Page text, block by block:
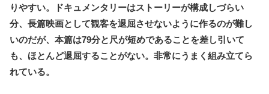
りやすい。ドキュメンタリーはストーリーが構成しづらい
分、長篇映画として観客を退屈させないように作るのが難し
いのだが、本篇は79分と尺が短めであることを差し引いて
も、ほとんど退屈することがない。非常にうまく組み立てら
れている。